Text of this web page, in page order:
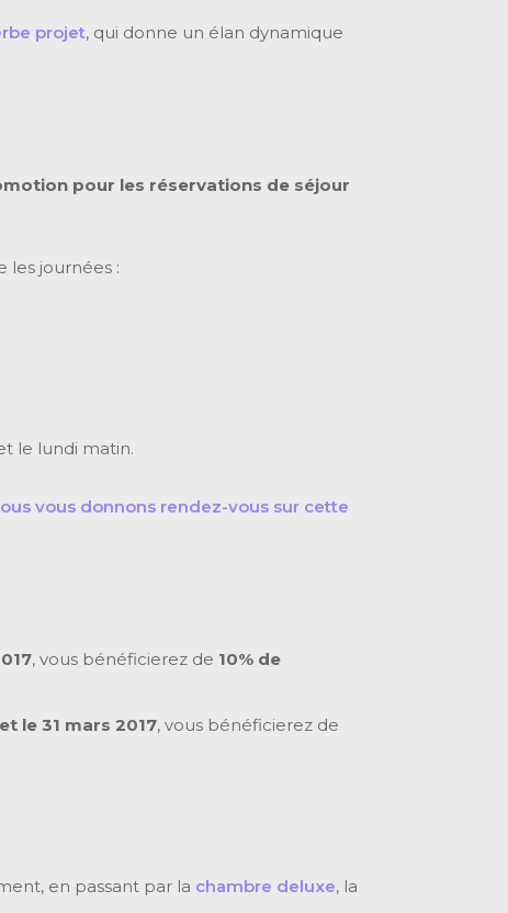
projet, qui donne un élan dynamique
pour les réservations de séjour
les journées :
le lundi matin.
vous donnons rendez-vous sur cette
, vous bénéficierez de 10% de
le 31 mars 2017, vous bénéficierez de
en passant par la chambre deluxe, la